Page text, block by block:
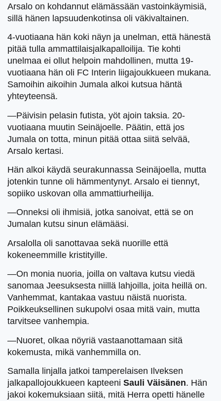
Arsalo on kohdannut elämässään vastoinkäymisiä,
sillä hänen lapsuudenkotinsa oli väkivaltainen.
4-vuotiaana hän koki näyn ja unelman, että hänestä
pitää tulla ammattilaisjalkapalloilija. Tie kohti
unelmaa ei ollut helpoin mahdollinen, mutta 19-
vuotiaana hän oli FC Interin liigajoukkueen mukana.
Samoihin aikoihin Jumala alkoi kutsua häntä
yhteyteensä.
—Päivisin pelasin futista, yöt ajoin taksia. 20-
vuotiaana muutin Seinäjoelle. Päätin, että jos
Jumala on totta, minun pitää ottaa siitä selvää,
Arsalo kertasi.
Hän alkoi käydä seurakunnassa Seinäjoella, mutta
jotenkin tunne oli hämmentynyt. Arsalo ei tiennyt,
sopiiko uskovan olla ammattiurheilija.
—Onneksi oli ihmisiä, jotka sanoivat, että se on
Jumalan kutsu sinun elämääsi.
Arsalolla oli sanottavaa sekä nuorille että
kokeneemmille kristityille.
—On monia nuoria, joilla on valtava kutsu viedä
sanomaa Jeesuksesta niillä lahjoilla, joita heillä on.
Vanhemmat, kantakaa vastuu näistä nuorista.
Poikkeuksellinen sukupolvi osaa mitä vain, mutta
tarvitsee vanhempia.
—Nuoret, olkaa nöyriä vastaanottamaan sitä
kokemusta, mikä vanhemmilla on.
Samalla linjalla jatkoi tamperelaisen Ilveksen
jalkapallojoukkueen kapteeni Sauli Väisänen. Hän
jakoi kokemuksiaan siitä, mitä Herra opetti hänelle